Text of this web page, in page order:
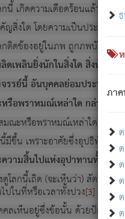
ภา
กนี้ เกิดความเดือดร้อนแล้ว มีผั
ญสิ่งใด โดยความเป็นประการใ
ติดข้องอยู่ในภพ ถูกภพบังหน้าแ
ดเพลินยิ่งนักในสิ่งใด สิ่งนั้นเป็น
รรย์นี้ อันบุคคลย่อมประพฤติ
รือพราหมณ์เหล่าใด กล่าวคว
มณะหรือพราหมณ์เหล่าใด กล่าว
มีขึ้น เพราะอาศัยซึ่งอุปธิทั้งปวง.
ความสิ้นไปแห่งอุปาทานทั้งปว
ดูโลกนี้เถิด (จะเห็นว่า) สัตว์ทั้
ปในที่หรือเวลาทั้งปวง[3] เพื่อ
คลเห็นอยู่ซึ่งข้อนั้น ด้วยปัญญาอั